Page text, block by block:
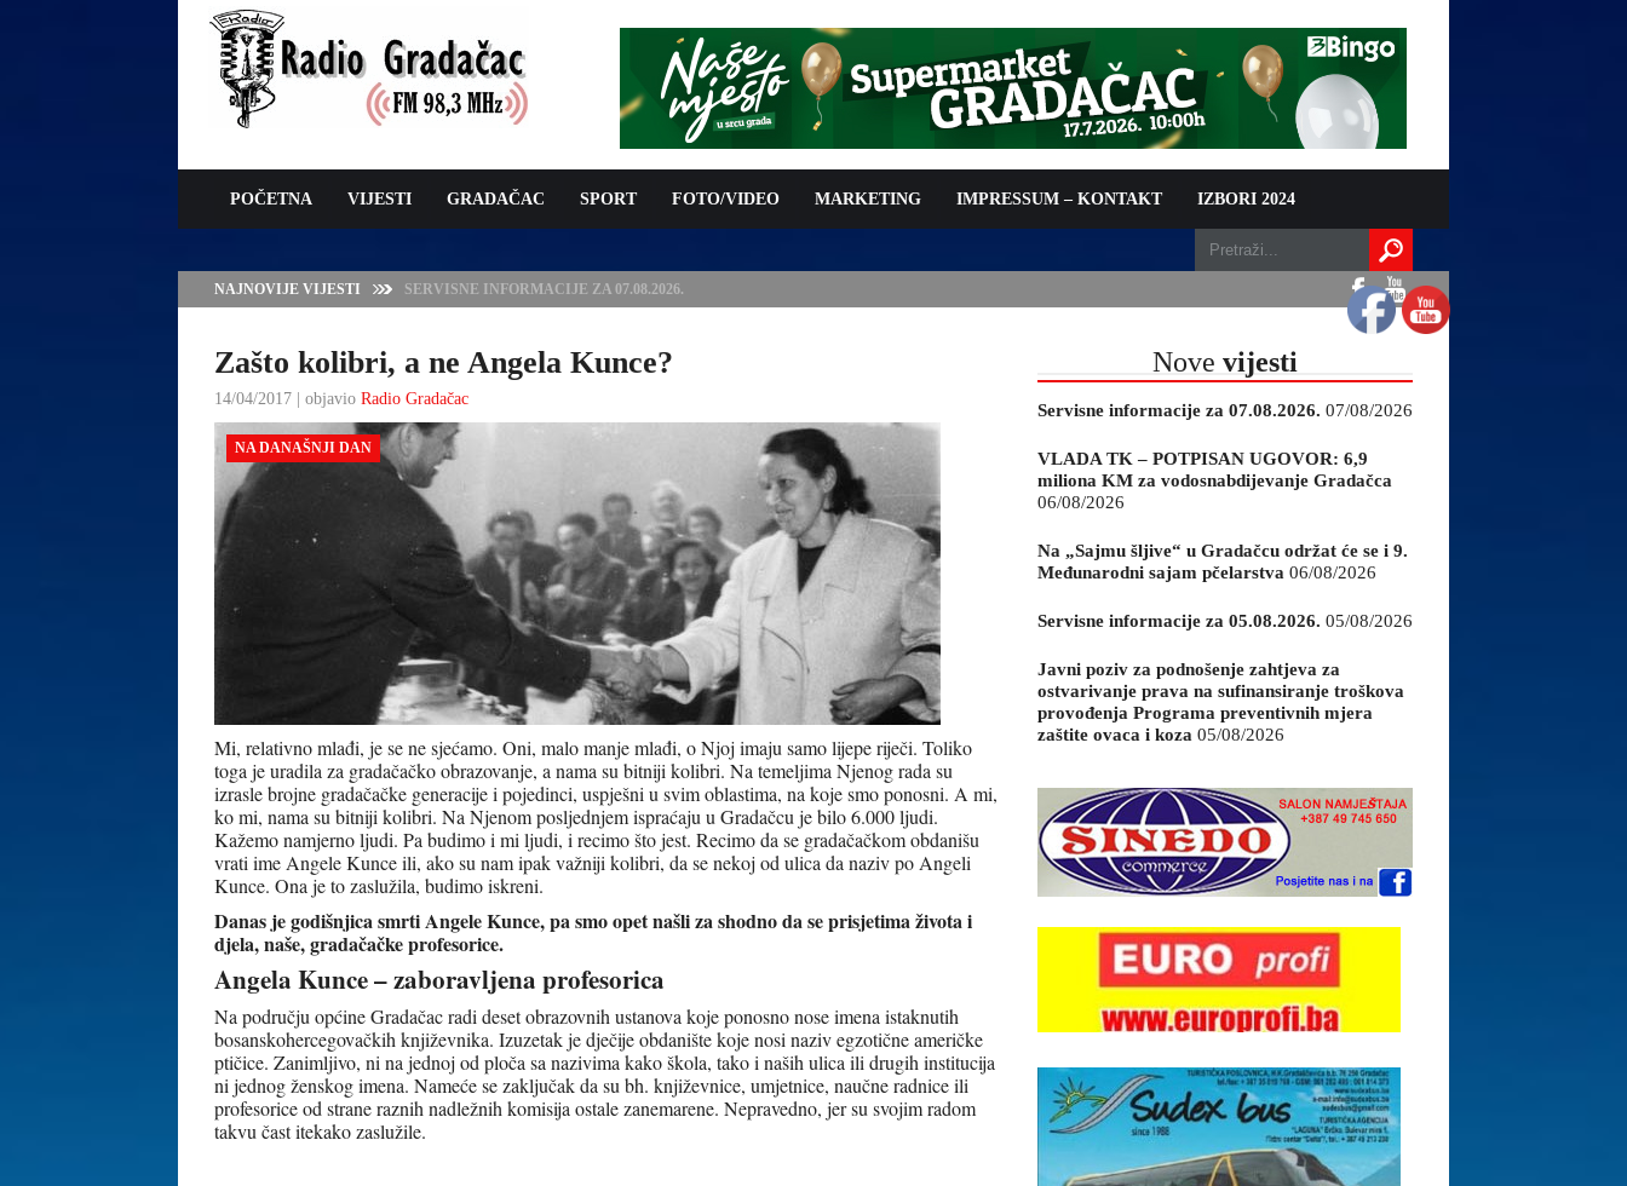
POČETNA VIJESTI GRADAČAC SPORT FOTO/VIDEO MARKETING IMPRESSUM – KONTAKT IZBORI 2024
NAJNOVIJE VIJESTI
VLADA TK – POTPISAN UGOVOR: 6,9 MILIONA KM ZA VODOSNABDIJEVANJE
GRADAČCA
Zašto kolibri, a ne Angela Kunce?
14/04/2017 | objavio Radio Gradačac
NA DANAŠNJI DAN
Mi, relativno mlađi, je se ne sjećamo. Oni, malo manje mlađi, o Njoj imaju samo lijepe riječi. Toliko
toga je uradila za gradačačko obrazovanje, a nama su bitniji kolibri. Na temeljima Njenog rada su
izrasle brojne gradačačke generacije i pojedinci, uspješni u svim oblastima, na koje smo ponosni. A mi,
ko mi, nama su bitniji kolibri. Na Njenom posljednjem ispraćaju u Gradačcu je bilo 6.000 ljudi.
Kažemo namjerno ljudi. Pa budimo i mi ljudi, i recimo što jest. Recimo da se gradačačkom obdanišu
vrati ime Angele Kunce ili, ako su nam ipak važniji kolibri, da se nekoj od ulica da naziv po Angeli
Kunce. Ona je to zaslužila, budimo iskreni.
Danas je godišnjica smrti Angele Kunce, pa smo opet našli za shodno da se prisjetima života i
djela, naše, gradačačke profesorice.
Angela Kunce – zaboravljena profesorica
Na području općine Gradačac radi deset obrazovnih ustanova koje ponosno nose imena istaknutih
bosanskohercegovačkih književnika. Izuzetak je dječije obdanište koje nosi naziv egzotične američke
ptičice. Zanimljivo, ni na jednoj od ploča sa nazivima kako škola, tako i naših ulica ili drugih institucija
ni jednog ženskog imena. Nameće se zaključak da su bh. književnice, umjetnice, naučne radnice ili
profesorice od strane raznih nadležnih komisija ostale zanemarene. Nepravedno, jer su svojim radom
takvu čast itekako zaslužile.
Nove vijesti
Servisne informacije za 07.08.2026. 07/08/2026
VLADA TK – POTPISAN UGOVOR: 6,9
miliona KM za vodosnabdijevanje Gradačca
06/08/2026
Na „Sajmu šljive“ u Gradačcu održat će se i 9.
Međunarodni sajam pčelarstva 06/08/2026
Servisne informacije za 05.08.2026. 05/08/2026
Javni poziv za podnošenje zahtjeva za
ostvarivanje prava na sufinansiranje troškova
provođenja Programa preventivnih mjera
zaštite ovaca i koza 05/08/2026